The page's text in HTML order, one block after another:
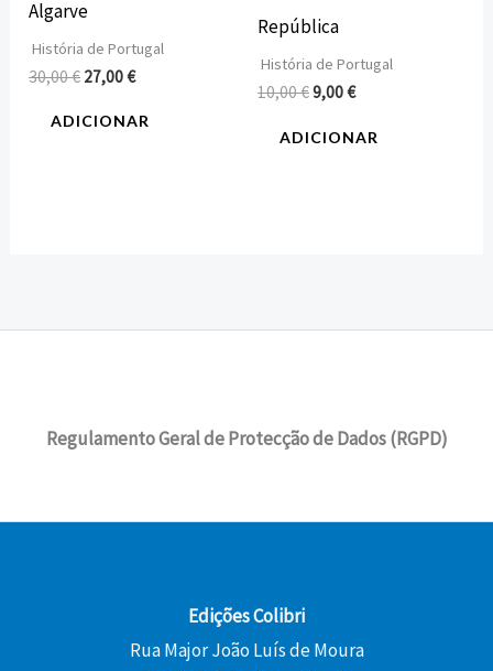
Algarve
História de Portugal
30,00€ 27,00€
ADICIONAR
República
História de Portugal
10,00€9,00€
ADICIONAR
Regulamento Geral de Protecção de Dados (RGPD)
Edições Colibri
Rua Major João Luís de Moura